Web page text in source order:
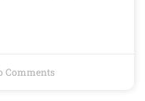
Comments